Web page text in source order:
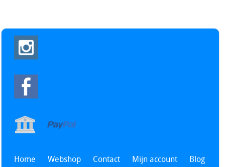
Home Webshop Contact Mijn account Blog